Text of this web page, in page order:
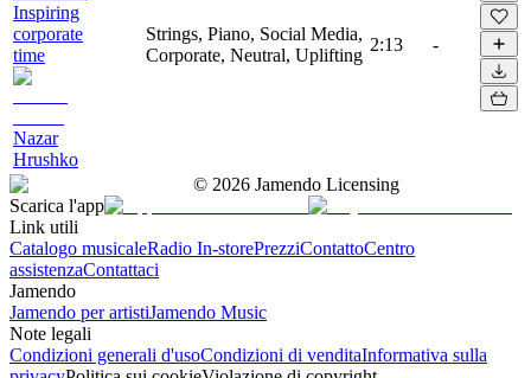
Inspiring
corporate
time
Nazar
Hrushko
Strings, Piano, Social Media,
Corporate, Neutral, Uplifting
2:13 -
© 2026 Jamendo Licensing
Scarica l'app
Link utili
Catalogo musicaleRadio In-storePrezziContattoCentro
assistenzaContattaci
Jamendo
Jamendo per artistiJamendo Music
Note legali
Condizioni generali d'usoCondizioni di venditaInformativa sulla